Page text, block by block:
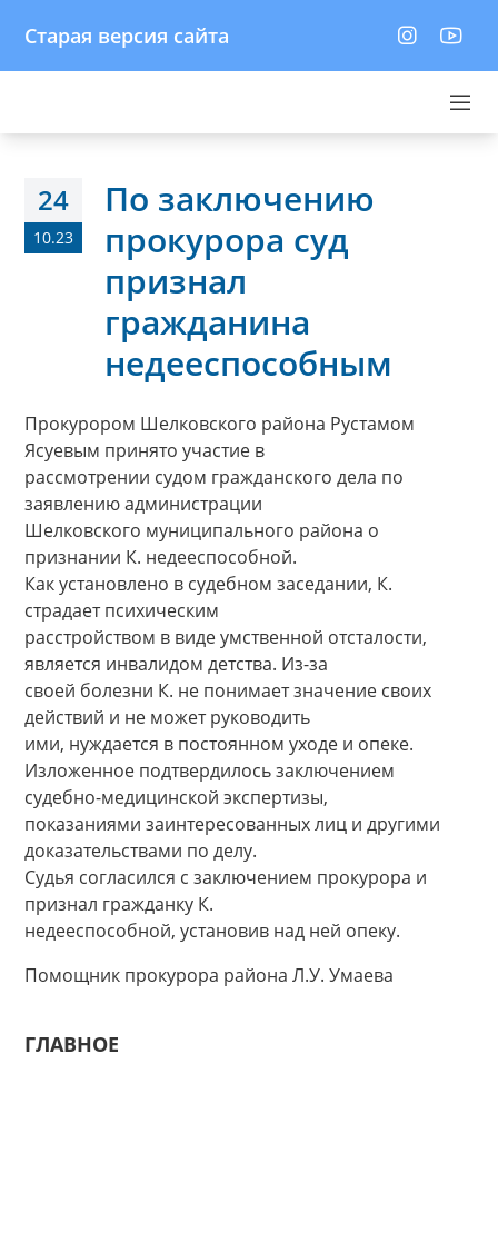
Старая версия сайта
24
10.23
По заключению
прокурора суд
признал
гражданина
недееспособным
Прокурором Шелковского района Рустамом
Ясуевым принято участие в
рассмотрении судом гражданского дела по
заявлению администрации
Шелковского муниципального района о
признании К. недееспособной.
Как установлено в судебном заседании, К.
страдает психическим
расстройством в виде умственной отсталости,
является инвалидом детства. Из-за
своей болезни К. не понимает значение своих
действий и не может руководить
ими, нуждается в постоянном уходе и опеке.
Изложенное подтвердилось заключением
судебно-медицинской экспертизы,
показаниями заинтересованных лиц и другими
доказательствами по делу.
Судья согласился с заключением прокурора и
признал гражданку К.
недееспособной, установив над ней опеку.
Помощник прокурора района Л.У. Умаева
ГЛАВНОЕ